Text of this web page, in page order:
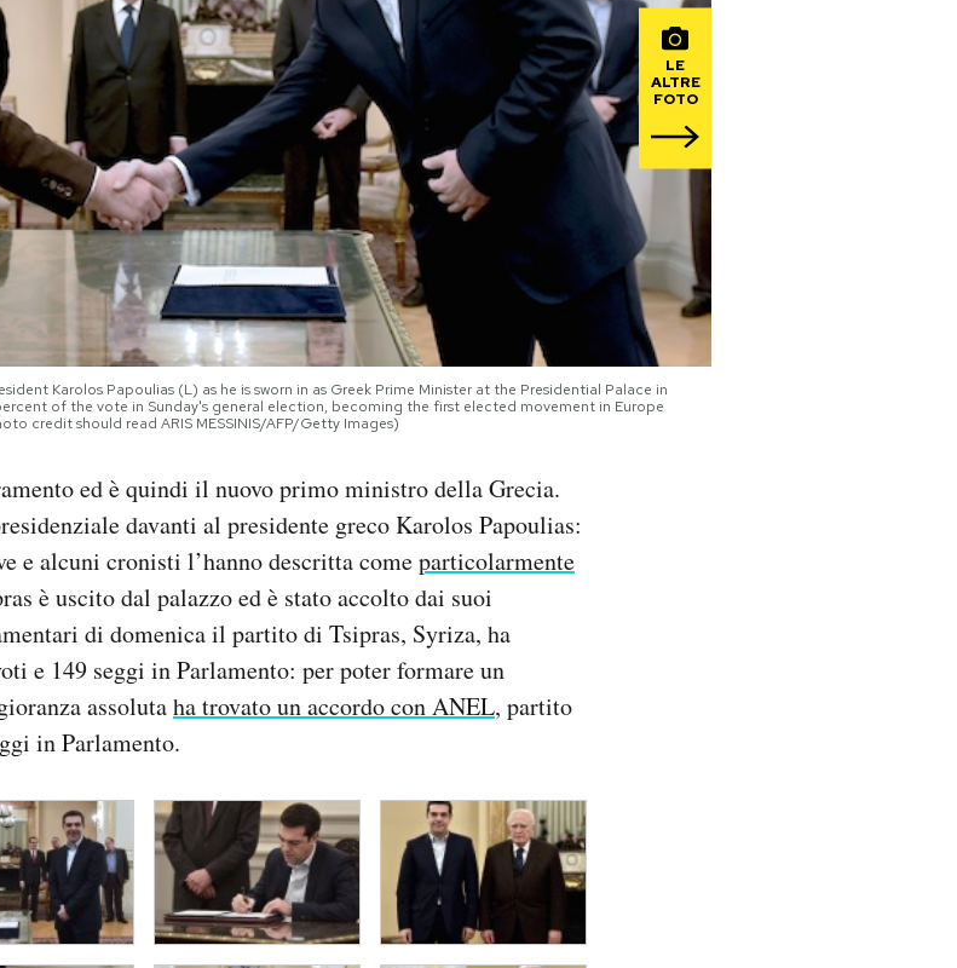
LE
ALTRE
FOTO
Karolos Papoulias (L) as he is sworn in as Greek Prime Minister at the Presidential Palace in
of the vote in Sunday's general election, becoming the first elected movement in Europe
credit should read ARIS MESSINIS/AFP/Getty Images)
ed è quindi il nuovo primo ministro della Grecia.
davanti al presidente greco Karolos Papoulias:
e alcuni cronisti l’hanno descritta comeparticolarmente
è uscito dal palazzo ed è stato accolto dai suoi
di domenica il partito di Tsipras, Syriza, ha
e 149 seggi in Parlamento: per poter formare un
assolutaha trovato un accordo con ANEL, partito
in Parlamento.